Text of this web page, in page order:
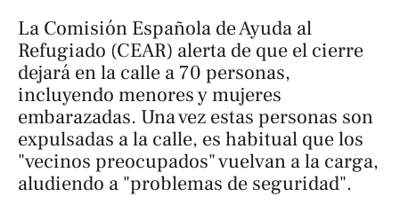
La Comisión Española de Ayuda al
Refugiado (CEAR) alerta de que el cierre
dejará en la calle a 70 personas,
incluyendo menores y mujeres
embarazadas. Una vez estas personas son
expulsadas a la calle, es habitual que los
"vecinos preocupados" vuelvan a la carga,
aludiendo a "problemas de seguridad".